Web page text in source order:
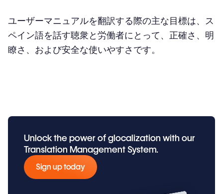
ユーザーマニュアルを翻訳する際の主な目標は、ス
ペイン語を話す聴衆と労働者にとって、正確さ、明
瞭さ、および安全な使いやすさです。
Unlock the power of glocalization with our
Translation Management System.
Sign up today